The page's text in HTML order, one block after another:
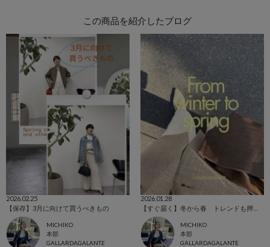
この商品を紹介したブログ
2026.02.25
【保存】3月に向けて買うべきもの
MICHIKO
本部
GALLARDAGALANTE
2026.01.28
MICHIKO
本部
GALLARDAGALANTE